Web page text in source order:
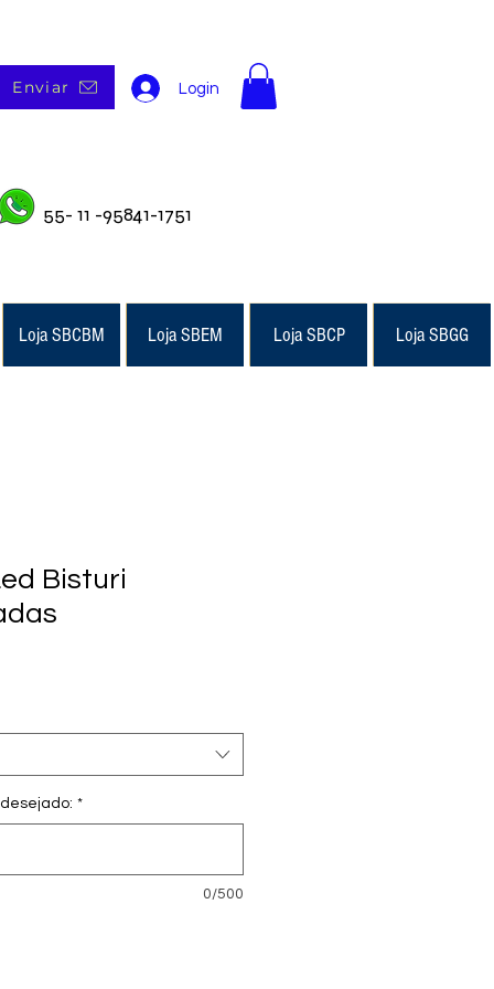
Login
Enviar
55- 11 -95841-1751
Loja SBCBM Loja SBEM Loja SBCP Loja SBGG
Bisturi
*
0/500